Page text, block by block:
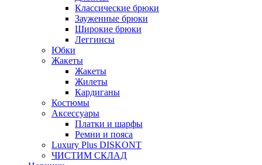
Классические брюки
Зауженные брюки
Широкие брюки
Леггинсы
Юбки
Жакеты
Жакеты
Жилеты
Кардиганы
Костюмы
Аксессуары
Платки и шарфы
Ремни и пояса
Luxury Plus DISKONT
ЧИСТИМ СКЛАД